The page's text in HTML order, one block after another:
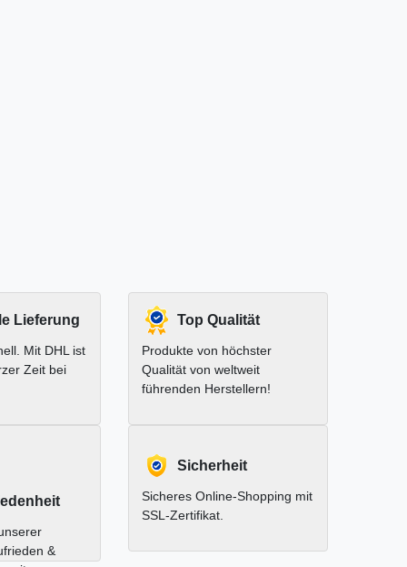
Lieferung
Mit DHL ist
Zeit bei
Top Qualität
Produkte von höchster
Qualität von weltweit
führenden Herstellern!
&
Sicherheit
Sicheres Online-Shopping mit
SSL-Zertifikat.